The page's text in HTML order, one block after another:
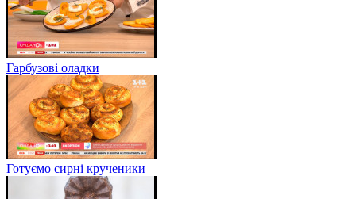
Гарбузові оладки
Готуємо сирні крученики